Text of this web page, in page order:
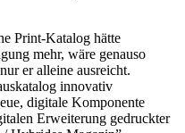
Print-Katalog hätte
mehr, wäre genauso
er alleine ausreicht.
innovativ
digitale Komponente
Erweiterung gedruckter